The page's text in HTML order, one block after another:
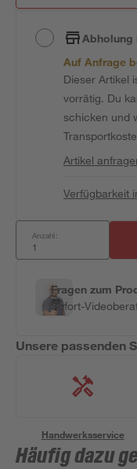
Abholung
Auf Anfrage
Dieser Artikel
vorrätig. Du
schicken und
Artikel
Verfügbarkeit
Anzahl:
Fragen zum
Sofort-
Unsere passenden
Handwerksservice
Häufig dazu